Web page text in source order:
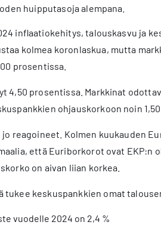
huipputasoja alempana.
inflaatiokehitys, talouskasvu ja
kolmea koronlaskua, mutta
prosentissa.
4,50 prosentissa. Markkinat
ohjauskorkoon noin
reagoineet. Kolmen kuukauden
että Euriborkorot ovat EKP:n
on aivan liian korkea.
tukee keskuspankkien omat
vuodelle 2024 on 2,4 %